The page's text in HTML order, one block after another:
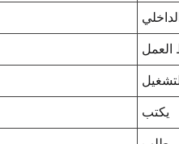
العمل
يكتب